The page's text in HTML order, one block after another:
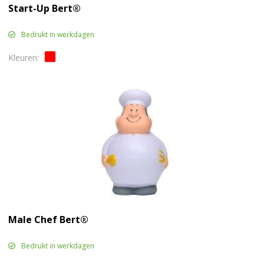
Start-Up Bert®
Bedrukt in werkdagen
Male Chef Bert®
Bedrukt in werkdagen